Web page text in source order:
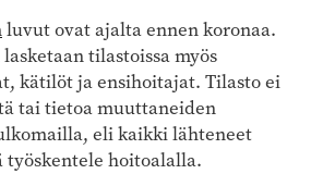
luvut ovat ajalta ennen koronaa.
tilastoissa myös
kätilöt ja ensihoitajat. Tilasto ei
tai tietoa muuttaneiden
eli kaikki lähteneet
hoitoalalla.